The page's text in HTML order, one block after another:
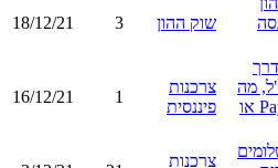
מנסה
שוק ההון 3
18/12/21
מה
עדיף, PayPal, Payoneer או
צרכנות
פיננסית
1
16/12/21
צרכנות